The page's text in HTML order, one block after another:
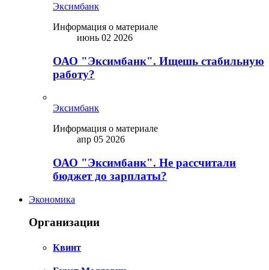
Эксимбанк
Информация о материале
июнь 02 2026
ОАО "Эксимбанк". Ищешь стабильную
работу?
Эксимбанк
Информация о материале
апр 05 2026
ОАО "Эксимбанк". Не рассчитали
бюджет до зарплаты?
Экономика
Организации
Квинт